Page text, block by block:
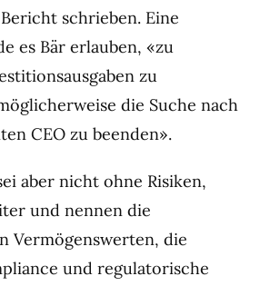
schrieben. Eine
es Bär erlauben, «zu
zu
die Suche nach
CEO zu beenden».
aber nicht ohne Risiken,
und nennen die
Vermögenswerten, die
und regulatorische